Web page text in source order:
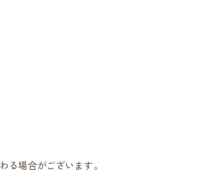
場合がございます。